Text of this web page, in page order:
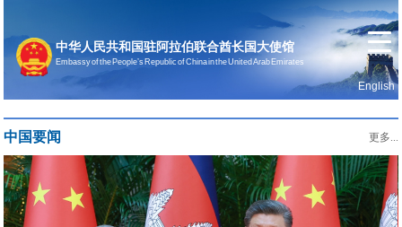
中华人民共和国驻阿拉伯联合酋长国大使馆
Embassy of the People’s Republic of China in the United Arab Emirates
English
中国要闻 更多...